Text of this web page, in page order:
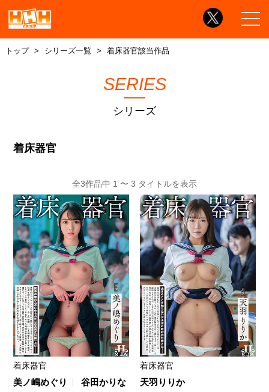
トップ シリーズ一覧 着床器官該当作品
SERIES
シリーズ
着床器官
全3作品中 1 〜 3 タイトルを表示
着床器官
美ノ嶋めぐり 谷田かりな
着床器官
天羽りりか